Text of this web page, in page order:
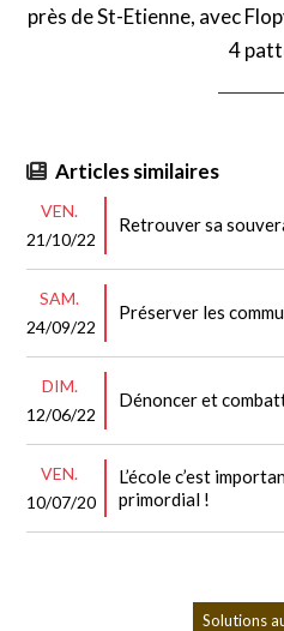
près de St-Etienne, avec
4
Articles similaires
VEN.
21/10/22
Retrouver sa
SAM.
24/09/22
Préserver les
DIM.
12/06/22
Dénoncer et
VEN.
10/07/20
L’école c’est
primordial !
Solutions